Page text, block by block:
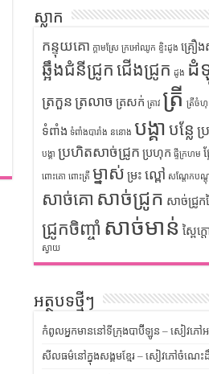
ស្លាក
កន្ទុយគោ ក្តាមស្រែ ក្រអៅឈូក ខ្ទិះដូង គ្រឿ
ឆ្អឹងជំនីជ្រូក ជើងជ្រូក ដូង ដំ
ត្រកួន ត្រលាច ត្រសក់ ត្រាវ ត្រី ត្រីចំ
ទំពាំង ទំពាំងបារាំង ននោង បង្គា បន្លែ ប្
បង្គា ប្រហិតសាច់ជ្រូក ប្រហុក ផ្ទីក្រហម
ពោះគោ ពោះត្រី ម្នាស់ ម្រះ ល្ពៅ សណ្តែកបណ្
សាច់គោ សាច់ជ្រូក សាច់ជ្រូកខ្
ជ្រូកចិញ្ចាំ សាច់មាន់ ស្ពៃក្
ស្វាយ
អត្ថបទថ្មីៗ
កំពូលអ្នកមាននៅទីក្រុងបាប៊ីឡូន – សៀវភៅអ
សីលធម៌នៅក្នុងសង្គមខ្មែរ – សៀវភៅចំណេះ